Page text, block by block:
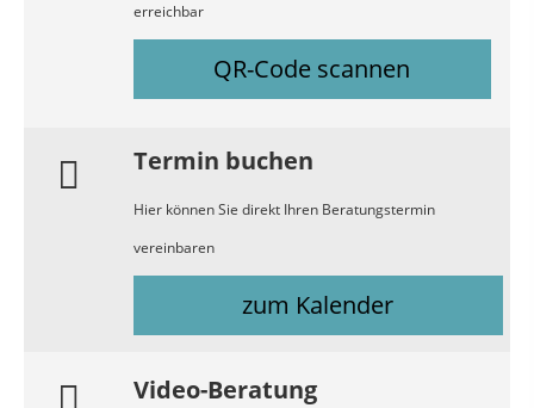
erreichbar
QR-Code scannen
Termin buchen
Hier können Sie direkt Ihren Beratungstermin
vereinbaren
zum Kalender
Video-Beratung